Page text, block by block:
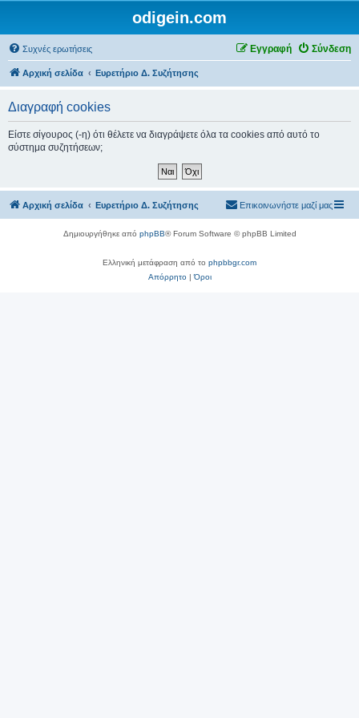
odigein.com
Συχνές ερωτήσεις Σύνδεση
Εγγραφή
Αρχική σελίδα Ευρετήριο Δ. Συζήτησης
Διαγραφή cookies
Είστε σίγουρος (-η) ότι θέλετε να διαγράψετε όλα τα cookies από αυτό το
σύστημα συζητήσεων;
Αρχική σελίδα Ευρετήριο Δ. Συζήτησης Επικοινωνήστε μαζί μας
Δημιουργήθηκε από phpBB® Forum Software © phpBB Limited
Ελληνική μετάφραση από το phpbbgr.com
Απόρρητο|Όροι